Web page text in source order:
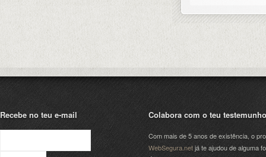
Recebe no teu e-mail Colabora com o teu testemunho
Com mais de 5 anos de existência, o
WebSegura.netjá te ajudou de alguma